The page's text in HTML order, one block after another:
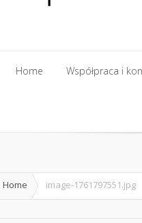
Home Współpraca i
Home image-1761797551.jpg